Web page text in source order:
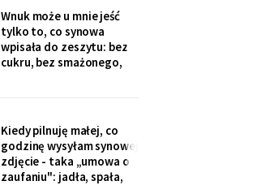
ucałowała w oba policzki.
Córka wieczorem
zapytała tylko, czy przy
okazji wzięłam receptę
na
Wnuk może u mnie jeść
tylko to, co synowa
wpisała do zeszytu: bez
cukru, bez smażonego,
ogórkiem - nie umiałam
odmówić. Wieczorem
przyszła wiadomość:
„proszę traktować
zeszyt poważnie, inaczej
Kiedy pilnuję małej, co
godzinę wysyłam synowej
zdjęcie - taka „umowa o
zaufaniu": jadła, spała,